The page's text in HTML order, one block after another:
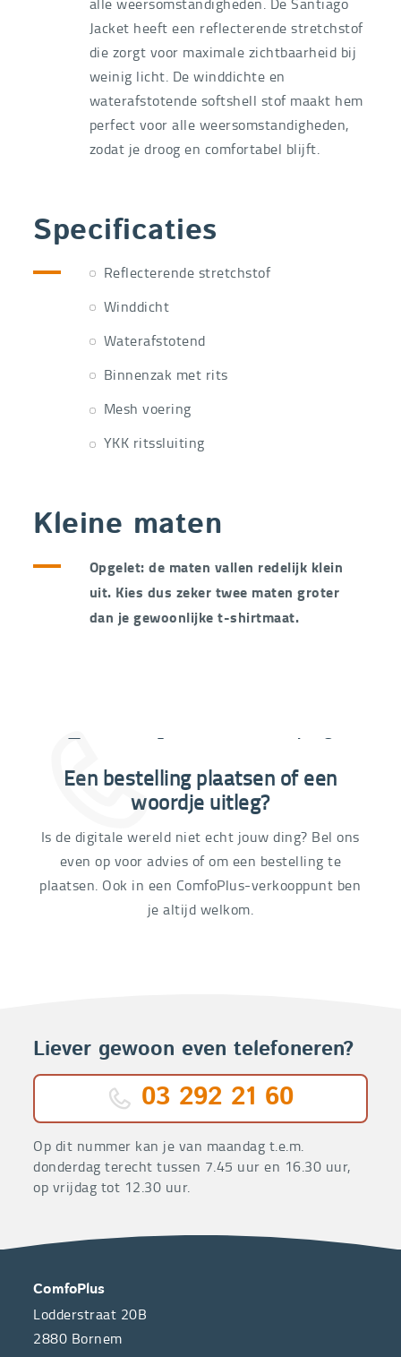
Jacket heeft een reflecterende stretchstof
die zorgt voor maximale zichtbaarheid bij
weinig licht. De winddichte en
waterafstotende softshell stof maakt hem
perfect voor alle weersomstandigheden,
zodat je droog en comfortabel blijft.
Specificaties
Reflecterende stretchstof
Winddicht
Waterafstotend
Binnenzak met rits
Mesh voering
YKK ritssluiting
Kleine maten
Opgelet: de maten vallen redelijk klein
uit. Kies dus zeker twee maten groter
dan je gewoonlijke t-shirtmaat.
03 292 21 60
Een bestelling plaatsen of een
woordje uitleg?
Is de digitale wereld niet echt jouw ding? Bel ons
even op voor advies of om een bestelling te
plaatsen. Ook in een ComfoPlus-verkooppunt ben
je altijd welkom.
Liever gewoon even telefoneren?
03 292 21 60
Op dit nummer kan je van maandag t.e.m.
donderdag terecht tussen 7.45 uur en 16.30 uur,
op vrijdag tot 12.30 uur.
OVER
ONS
CONTACT
ComfoPlus
Lodderstraat 20B
2880 Bornem